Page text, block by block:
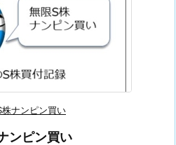
株ナンピン買い
ンピン買い